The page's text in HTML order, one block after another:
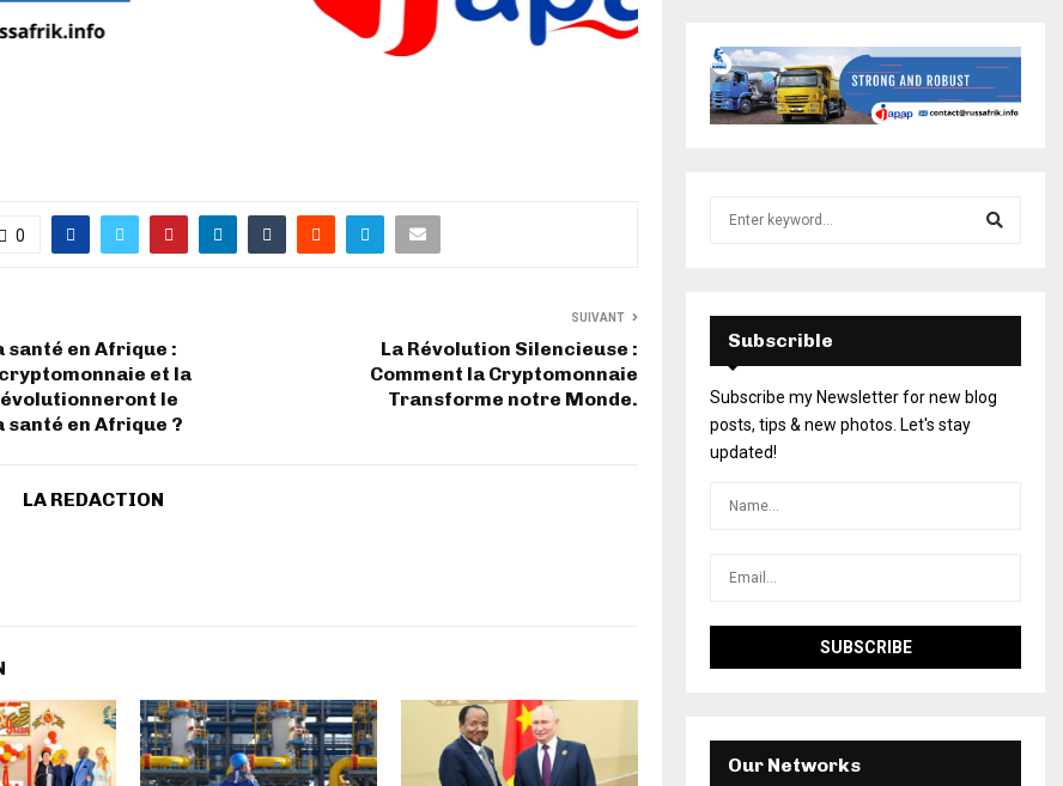
0
santé en Afrique :
et la
le
santé en Afrique ?
SUIVANT
La Révolution Silencieuse :
Comment la Cryptomonnaie
Transforme notre Monde.
LA REDACTION
Subscrible
Subscribe my Newsletter for new blog
posts, tips & new photos. Let's stay
updated!
Our Networks